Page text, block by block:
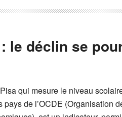
le déclin se
qui mesure le niveau
pays de l’OCDE (Organisation